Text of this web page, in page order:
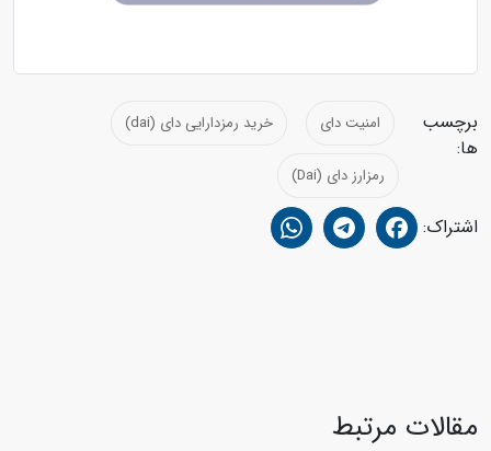
برچسب
ها:
امنیت دای خرید رمزدارایی دای (dai)
رمزارز دای (Dai)
اشتراک:
مقالات مرتبط